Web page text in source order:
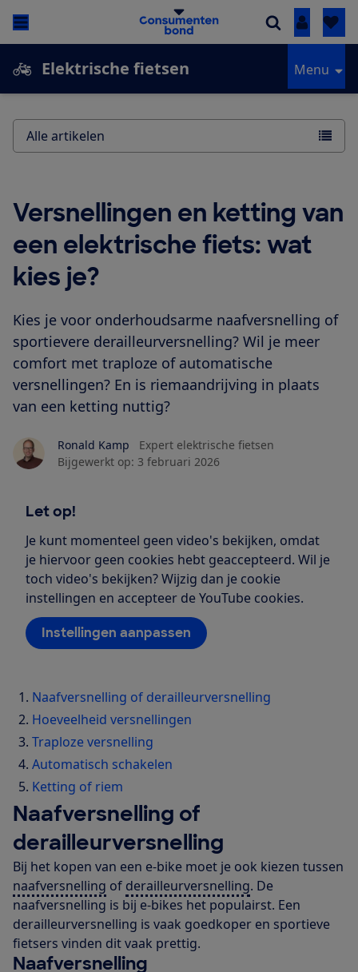
Inloggen
Elektrische fietsen Menu
Versnellingen en ketting van
een elektrische fiets: wat
kies je?
Kies je voor onderhoudsarme naafversnelling of
sportievere derailleurversnelling? Wil je meer
comfort met traploze of automatische
versnellingen? En is riemaandrijving in plaats
van een ketting nuttig?
Ronald Kamp
Expert elektrische fietsen
Bijgewerkt op: 3 februari 2026
Let op!
Je kunt momenteel geen video's bekijken, omdat
je hiervoor geen cookies hebt geaccepteerd. Wil je
toch video's bekijken? Wijzig dan je cookie
instellingen en accepteer de YouTube cookies.
Instellingen aanpassen
Naafversnelling of derailleurversnelling
Hoeveelheid versnellingen
Traploze versnelling
Automatisch schakelen
Ketting of riem
Naafversnelling of
derailleurversnelling
Bij het kopen van een e-bike moet je ook kiezen tussen
naafversnelling of derailleurversnelling. De
naafversnelling is bij e-bikes het populairst. Een
derailleurversnelling is vaak goedkoper en sportieve
fietsers vinden dit vaak prettig.
Naafversnelling
Alle artikelen